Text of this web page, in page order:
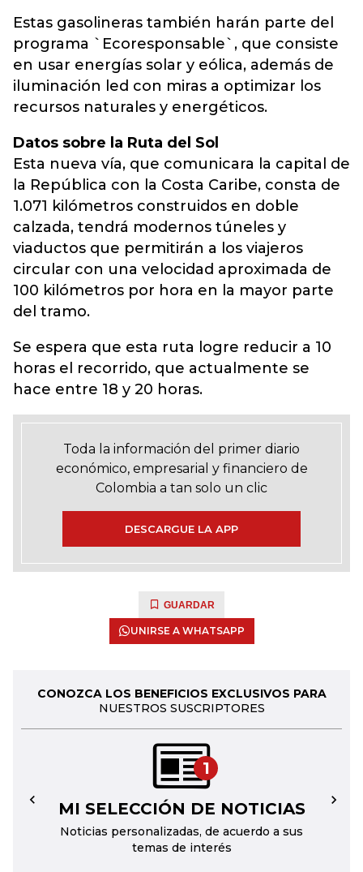
Estas gasolineras también harán parte del
programa `Ecoresponsable`, que consiste
en usar energías solar y eólica, además de
iluminación led con miras a optimizar los
recursos naturales y energéticos.
Datos sobre la Ruta del Sol
Esta nueva vía, que comunicara la capital de
la República con la Costa Caribe, consta de
1.071 kilómetros construidos en doble
calzada, tendrá modernos túneles y
viaductos que permitirán a los viajeros
circular con una velocidad aproximada de
100 kilómetros por hora en la mayor parte
del tramo.
Se espera que esta ruta logre reducir a 10
horas el recorrido, que actualmente se
hace entre 18 y 20 horas.
Toda la información del primer diario
económico, empresarial y financiero de
Colombia a tan solo un clic
DESCARGUE LA APP
GUARDAR
UNIRSE A WHATSAPP
CONOZCA LOS BENEFICIOS EXCLUSIVOS PARA
NUESTROS SUSCRIPTORES
1
MI SELECCIÓN DE NOTICIAS
Noticias personalizadas, de acuerdo a sus
temas de interés
← →